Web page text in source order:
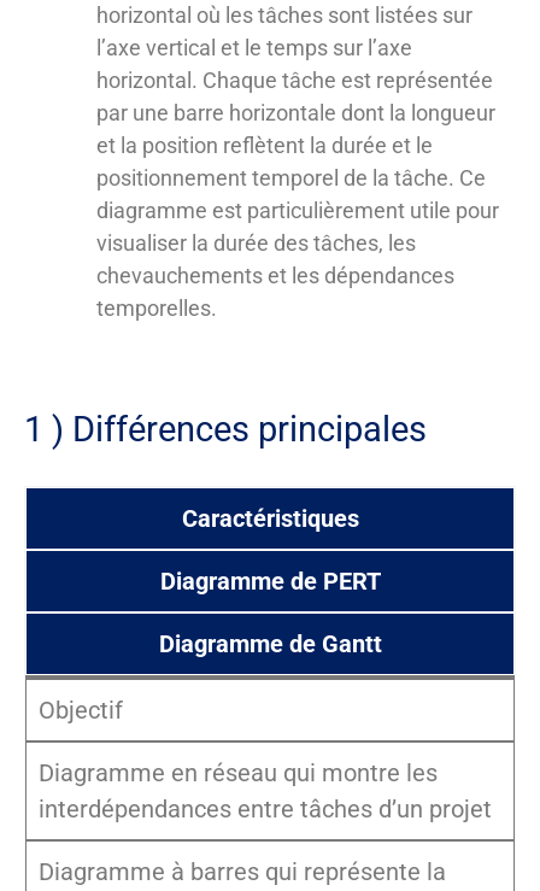
horizontal où les tâches sont listées sur
l’axe vertical et le temps sur l’axe
horizontal. Chaque tâche est représentée
par une barre horizontale dont la longueur
et la position reflètent la durée et le
positionnement temporel de la tâche. Ce
diagramme est particulièrement utile pour
visualiser la durée des tâches, les
chevauchements et les dépendances
temporelles.
1 ) Différences principales
Caractéristiques
Diagramme de PERT
Diagramme de Gantt
Objectif
Diagramme en réseau qui montre les
interdépendances entre tâches d’un projet
Diagramme à barres qui représente la